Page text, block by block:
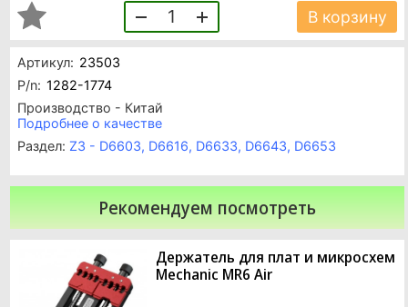
Артикул: 23503
P/n: 1282-1774
Производство - Китай
Подробнее о качестве
Раздел: Z3 - D6603, D6616, D6633, D6643, D6653
1 В корзину
Рекомендуем посмотреть
Держатель для плат и микросхем
Mechanic MR6 Air